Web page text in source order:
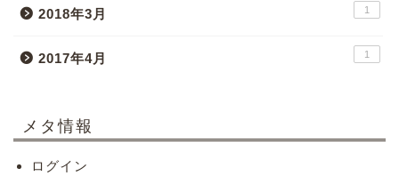
2018年3月 1
2017年4月 1
メタ情報
ログイン